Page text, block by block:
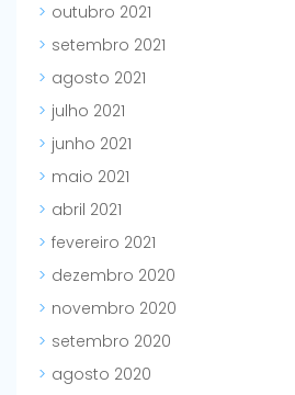
outubro 2021
setembro 2021
agosto 2021
julho 2021
junho 2021
maio 2021
abril 2021
fevereiro 2021
dezembro 2020
novembro 2020
setembro 2020
agosto 2020